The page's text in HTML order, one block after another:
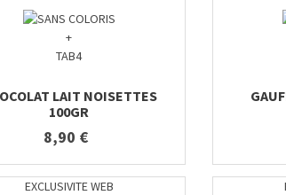
+
TAB4
LAIT NOISETTES
100GR
8,90 €
EXCLUSIVITE WEB